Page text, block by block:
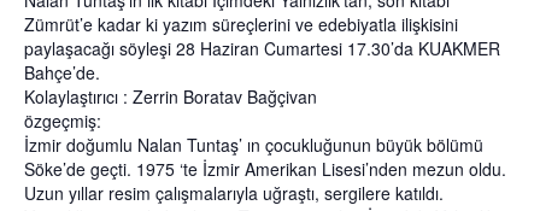
Zümrüt’e kadar ki yazım süreçlerini ve edebiyatla ilişkisini
paylaşacağı söyleşi 28 Haziran Cumartesi 17.30’da KUAKMER
Bahçe’de.
Kolaylaştırıcı : Zerrin Boratav Bağçivan
özgeçmiş:
İzmir doğumlu Nalan Tuntaş’ ın çocukluğunun büyük bölümü
Söke’de geçti. 1975 ‘te İzmir Amerikan Lisesi’nden mezun oldu.
Uzun yıllar resim çalışmalarıyla uğraştı, sergilere katıldı.